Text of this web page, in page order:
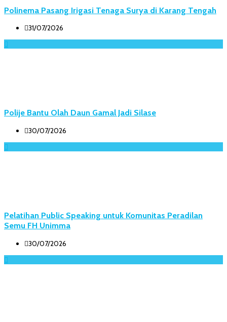
Polinema Pasang Irigasi Tenaga Surya di Karang Tengah
31/07/2026
Polije Bantu Olah Daun Gamal Jadi Silase
30/07/2026
Pelatihan Public Speaking untuk Komunitas Peradilan
Semu FH Unimma
30/07/2026